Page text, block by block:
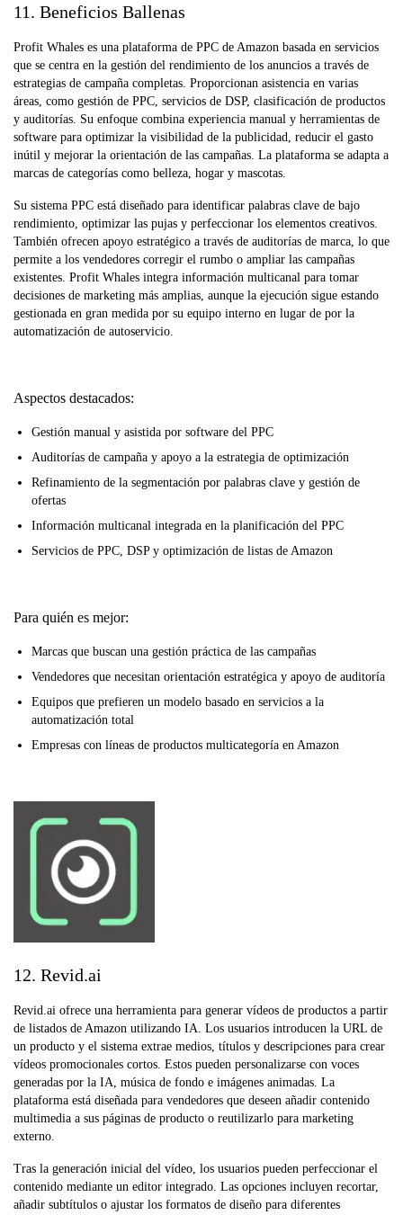
11. Beneficios Ballenas
Profit Whales es una plataforma de PPC de Amazon basada en servicios
que se centra en la gestión del rendimiento de los anuncios a través de
estrategias de campaña completas. Proporcionan asistencia en varias
áreas, como gestión de PPC, servicios de DSP, clasificación de productos
y auditorías. Su enfoque combina experiencia manual y herramientas de
software para optimizar la visibilidad de la publicidad, reducir el gasto
inútil y mejorar la orientación de las campañas. La plataforma se adapta a
marcas de categorías como belleza, hogar y mascotas.
Su sistema PPC está diseñado para identificar palabras clave de bajo
rendimiento, optimizar las pujas y perfeccionar los elementos creativos.
También ofrecen apoyo estratégico a través de auditorías de marca, lo que
permite a los vendedores corregir el rumbo o ampliar las campañas
existentes. Profit Whales integra información multicanal para tomar
decisiones de marketing más amplias, aunque la ejecución sigue estando
gestionada en gran medida por su equipo interno en lugar de por la
automatización de autoservicio.
Aspectos destacados:
Gestión manual y asistida por software del PPC
Auditorías de campaña y apoyo a la estrategia de optimización
Refinamiento de la segmentación por palabras clave y gestión de
ofertas
Información multicanal integrada en la planificación del PPC
Servicios de PPC, DSP y optimización de listas de Amazon
Para quién es mejor:
Marcas que buscan una gestión práctica de las campañas
Vendedores que necesitan orientación estratégica y apoyo de auditoría
Equipos que prefieren un modelo basado en servicios a la
automatización total
Empresas con líneas de productos multicategoría en Amazon
12. Revid.ai
Revid.ai ofrece una herramienta para generar vídeos de productos a partir
de listados de Amazon utilizando IA. Los usuarios introducen la URL de
un producto y el sistema extrae medios, títulos y descripciones para crear
vídeos promocionales cortos. Estos pueden personalizarse con voces
generadas por la IA, música de fondo e imágenes animadas. La
plataforma está diseñada para vendedores que deseen añadir contenido
multimedia a sus páginas de producto o reutilizarlo para marketing
externo.
Tras la generación inicial del vídeo, los usuarios pueden perfeccionar el
contenido mediante un editor integrado. Las opciones incluyen recortar,
añadir subtítulos o ajustar los formatos de diseño para diferentes